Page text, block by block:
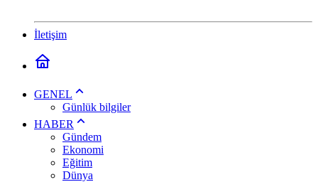
İletişim
GENEL
Günlük bilgiler
HABER
Gündem
Ekonomi
Eğitim
Dünya